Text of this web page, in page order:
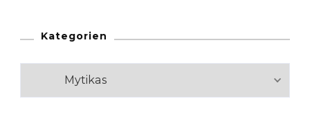
Kategorien
Kategorien